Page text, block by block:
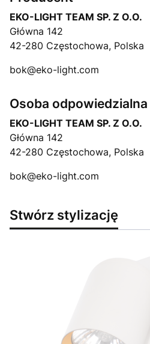
EKO-LIGHT TEAM SP. Z O.O.
Główna 142
42-280 Częstochowa, Polska
bok@eko-light.com
Osoba odpowiedzialna
EKO-LIGHT TEAM SP. Z O.O.
Główna 142
42-280 Częstochowa, Polska
bok@eko-light.com
Stwórz stylizację